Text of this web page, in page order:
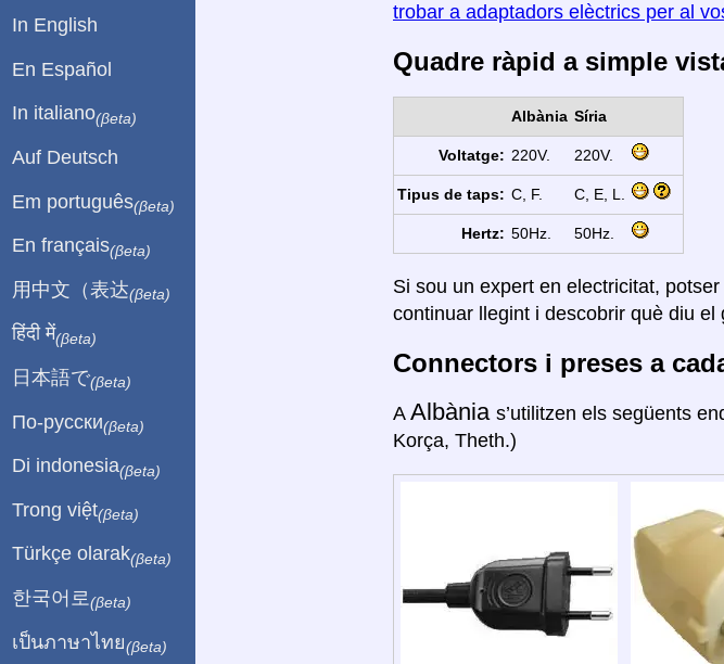
trobar a adaptadors elèctrics per al
Quadre ràpid a simple
Albània Síria
Voltatge: 220V. 220V.
Tipus de taps: C, F. C, E, L.
Hertz: 50Hz. 50Hz.
Si sou un expert en electricitat,
continuar llegint i descobrir què diu el
Connectors i preses a
A Albània s’utilitzen els següents
Korça, Theth.)
In English
En Español
In italiano(βeta)
Auf Deutsch
Em português(βeta)
En français(βeta)
用中文（表达(βeta)
हिंदी में(βeta)
日本語で(βeta)
По-русски(βeta)
Di indonesia(βeta)
Trong việt(βeta)
Türkçe olarak(βeta)
한국어로 (βeta)
เป็นภาษาไทย(βeta)